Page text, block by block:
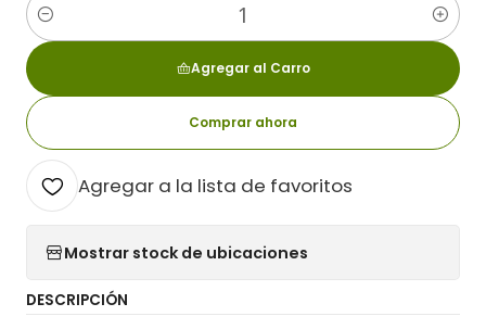
Cantidad
Agregar al Carro
Comprar ahora
Agregar a la lista de favoritos
Mostrar stock de ubicaciones
DESCRIPCIÓN